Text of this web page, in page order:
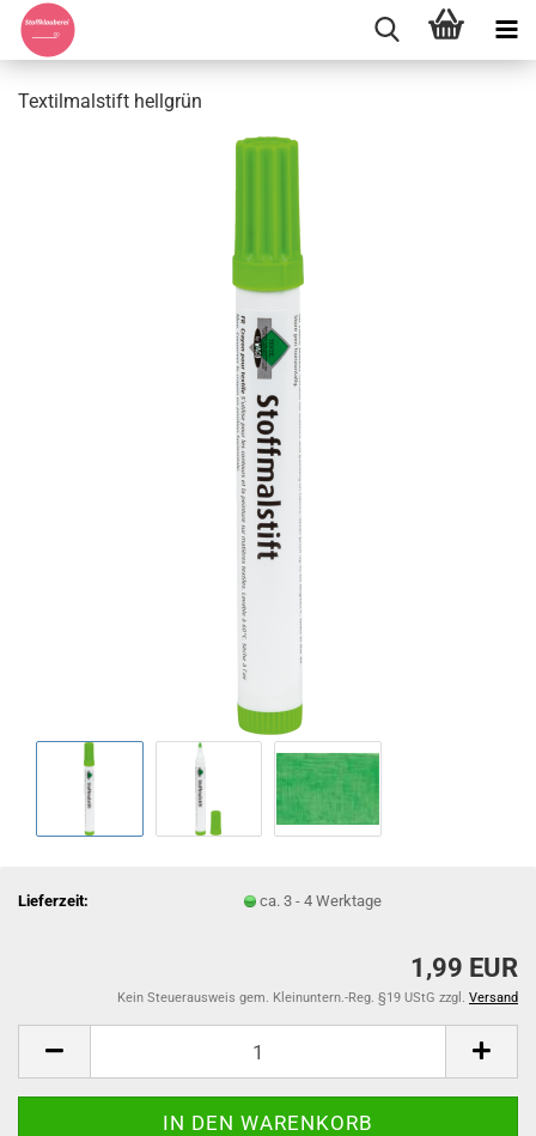
Textilmalstift hellgrün
Lieferzeit: ca. 3 - 4 Werktage
1,99 EUR
Kein Steuerausweis gem. Kleinuntern.-Reg. §19 UStG zzgl. Versand